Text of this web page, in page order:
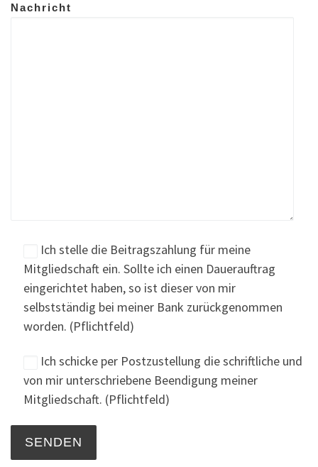
Nachricht
Ich stelle die Beitragszahlung für meine
Mitgliedschaft ein. Sollte ich einen Dauerauftrag
eingerichtet haben, so ist dieser von mir
selbstständig bei meiner Bank zurückgenommen
worden. (Pflichtfeld)
Ich schicke per Postzustellung die schriftliche und
von mir unterschriebene Beendigung meiner
Mitgliedschaft. (Pflichtfeld)